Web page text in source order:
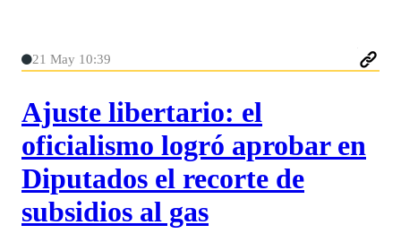
21 May 10:39
Ajuste libertario: el
oficialismo logró aprobar en
Diputados el recorte de
subsidios al gas